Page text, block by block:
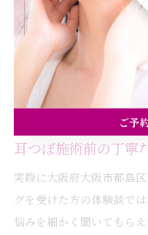
で通えば良いかも質問し
っては初回カウンセリン
もあり、実際の感覚を確
ます。こうした確認事項
納得したうえで耳つぼを
耳つぼ施術前の丁寧
実際に大阪府大阪市都島
グを受けた方の体験談で
悩みを細かく聞いてもら
ご予
ご予